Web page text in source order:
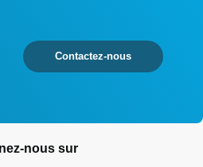
Contactez-nous
nous sur